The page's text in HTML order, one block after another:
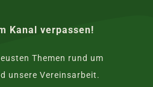
Kanal verpassen!
Themen rund um
unsere Vereinsarbeit.